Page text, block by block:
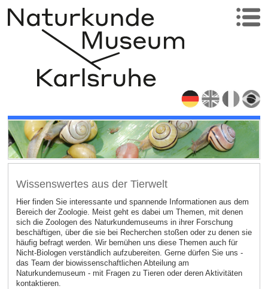
Wissenswertes aus der Tierwelt
Hier finden Sie interessante und spannende Informationen aus dem
Bereich der Zoologie. Meist geht es dabei um Themen, mit denen
sich die Zoologen des Naturkundemuseums in ihrer Forschung
beschäftigen, über die sie bei Recherchen stoßen oder zu denen sie
häufig befragt werden. Wir bemühen uns diese Themen auch für
Nicht-Biologen verständlich aufzubereiten. Gerne dürfen Sie uns -
das Team der biowissenschaftlichen Abteilung am
Naturkundemuseum - mit Fragen zu Tieren oder deren Aktivitäten
kontaktieren.